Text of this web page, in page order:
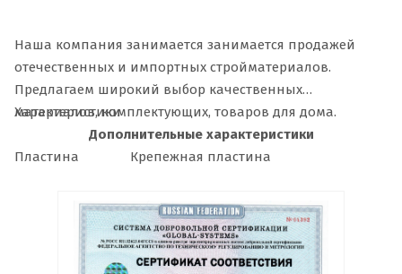
Наша компания занимается занимается продажей
отечественных и импортных стройматериалов.
Предлагаем широкий выбор качественных
материалов, комплектующих, товаров для дома.
Характеристики
Дополнительные характеристики
Пластина
Крепежная пластина